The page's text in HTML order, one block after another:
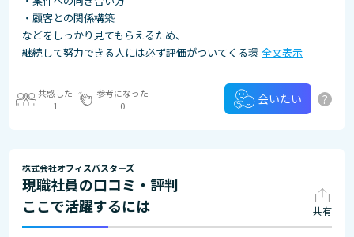
・顧客との関係構築
などをしっかり見てもらえるため、
継続して努力できる人には必ず評価がついてくる環 全文表示
共感した
1
参考になった
0
会いたい ?
株式会社オフィスバスターズ
現職社員の口コミ・評判
ここで活躍するには
共有